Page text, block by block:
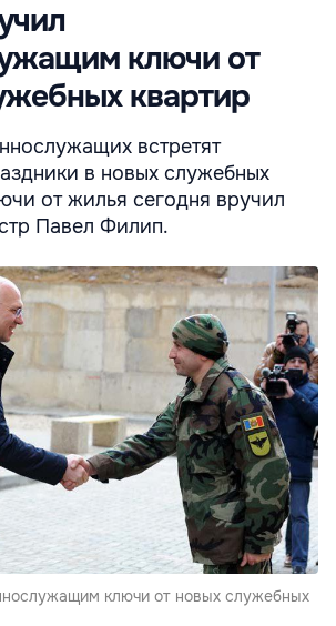
ключи от
квартир
встретят
в новых служебных
от жилья сегодня вручил
Павел Филип.
ключи от новых служебных